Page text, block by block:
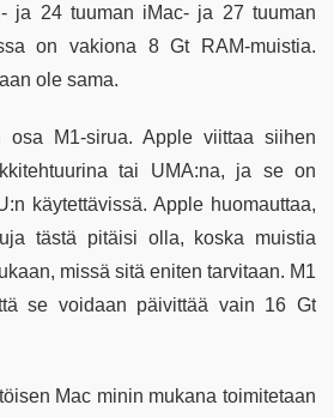
ja 24 tuuman iMac- ja 27 tuuman
on vakiona 8 Gt RAM-muistia.
ole sama.
osa M1-sirua. Apple viittaa siihen
tai UMA:na, ja se on
käytettävissä. Apple huomauttaa,
tästä pitäisi olla, koska muistia
missä sitä eniten tarvitaan. M1
se voidaan päivittää vain 16 Gt
Mac minin mukana toimitetaan